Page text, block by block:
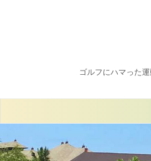
ゴルフにハマった